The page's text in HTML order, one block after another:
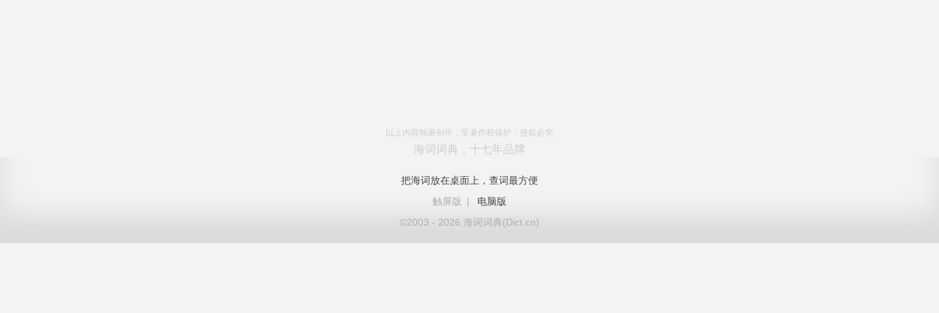
以上内容独家创作，受著作权保护，侵权必究
海词词典，十七年品牌
把海词放在桌面上，查词最方便
触屏版
|
电脑版
©2003 - 2026 海词词典(Dict.cn)